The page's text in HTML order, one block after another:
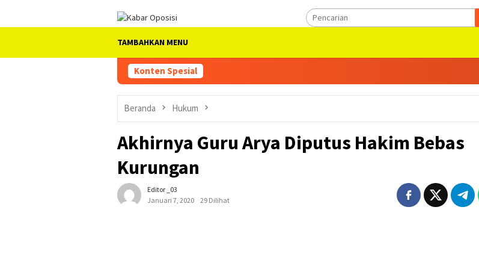
TAMBAHKAN MENU
Konten Spesial
Beranda Hukum
Akhirnya Guru Arya Diputus Hakim Bebas
Kurungan
Editor _03
Januari 7, 2020
29 Dilihat